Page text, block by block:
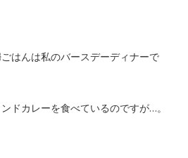
はんは私のバースデーディナーで
ドカレーを食べているのですが…。